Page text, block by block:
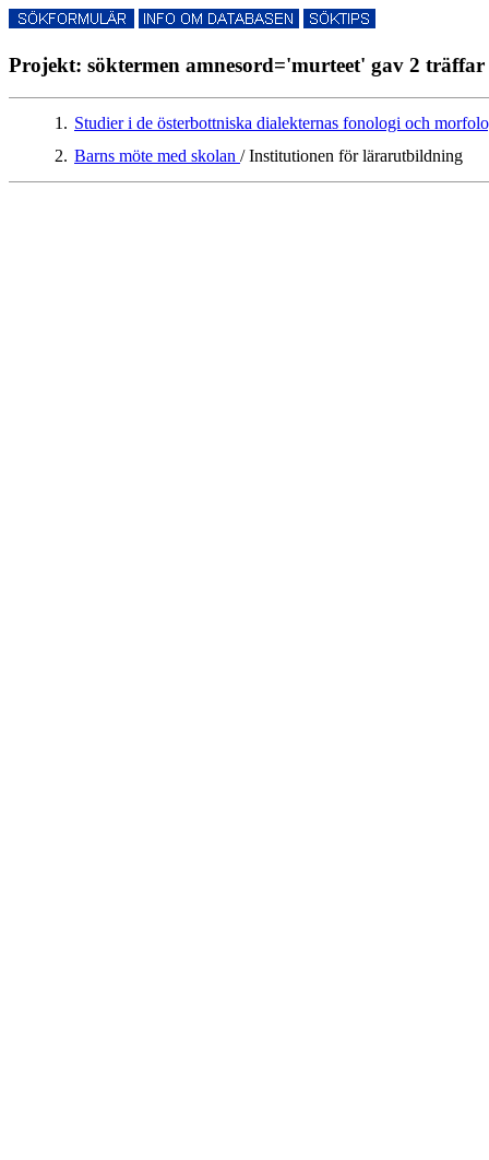
Projekt: söktermen amnesord='murteet' gav 2 träffar
1. Studier i de österbottniska dialekternas fonologi och
2. Barns möte med skolan / Institutionen för lärarutbildning